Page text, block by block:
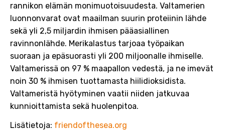
rannikon elämän monimuotoisuudesta. Valtamerien
luonnonvarat ovat maailman suurin proteiinin lähde
sekä yli 2,5 miljardin ihmisen pääasiallinen
ravinnonlähde. Merikalastus tarjoaa työpaikan
suoraan ja epäsuorasti yli 200 miljoonalle ihmiselle.
Valtamerissä on 97 % maapallon vedestä, ja ne imevät
noin 30 % ihmisen tuottamasta hiilidioksidista.
Valtameristä hyötyminen vaatii niiden jatkuvaa
kunnioittamista sekä huolenpitoa.
Lisätietoja: friendofthesea.org